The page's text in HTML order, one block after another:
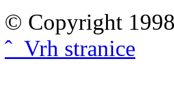
© Copyright
ˆ Vrh stranice